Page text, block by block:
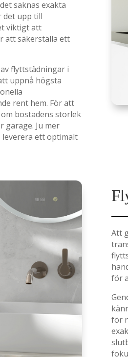
saknas exakta
det upp till
viktigt att
att säkerställa ett
flyttstädningar i
uppnå högsta
rent hem. För att
bostadens storlek
garage. Ju mer
leverera ett optimalt
Att
för
för